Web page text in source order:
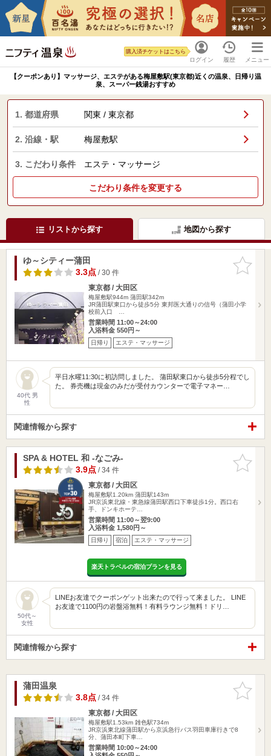
ログイン
購入済チケットはこちら
履歴 メニュー
【クーポンあり】マッサージ、エステがある梅屋敷駅(東京都)近くの温泉、日帰り温
泉、スーパー銭湯おすすめ
1. 都道府県 関東 / 東京都
2. 沿線・駅 梅屋敷駅
3. こだわり条件 エステ・マッサージ
こだわり条件を変更する
リストから探す 地図から探す
お気に入
りに追加
ゆ～シティー蒲田
3.3点/ 30 件
東京都 / 大田区
梅屋敷駅944m 蒲田駅342m
JR蒲田駅東口から徒歩5分 東邦医大通りの信号（蒲田小学
校前入口 …
営業時間 11:00～24:00
入浴料金 550円～
日帰り エステ・マッサージ
40代 男
性
平日水曜11:30に初訪問しました。 蒲田駅東口から徒歩5分程でし
た。 券売機は現金のみだが受付カウンターで電子マネー…
関連情報から探す
お気に入
りに追加
SPA & HOTEL 和 -なごみ-
3.9点/ 34 件
東京都 / 大田区
梅屋敷駅1.20km 蒲田駅143m
JR京浜東北線・東急線蒲田駅西口下車徒歩1分。西口右
手、ドンキホーテ…
営業時間 11:00～翌9:00
入浴料金 1,580円～
日帰り 宿泊 エステ・マッサージ
楽天トラベルの宿泊プランを見る
50代～
女性
LINEお友達でクーポンゲット出来たので行って来ました。 LINE
お友達で1100円の岩盤浴無料！有料ラウンジ無料！ドリ…
関連情報から探す
お気に入
りに追加
蒲田温泉
3.8点/ 34 件
東京都 / 大田区
梅屋敷駅1.53km 雑色駅734m
JR京浜東北線蒲田駅から京浜急行バス羽田車庫行きで8
分、蒲田本町下車…
営業時間 10:00～24:00